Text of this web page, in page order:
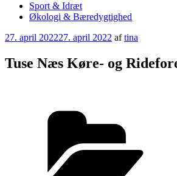
Sport & Idræt
Økologi & Bæredygtighed
Udgivet
27. april 202227. april 2022 aftina
Tuse Næs Køre- og